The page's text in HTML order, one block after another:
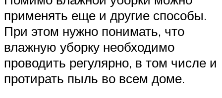
применять еще и другие способы.
При этом нужно понимать, что
влажную уборку необходимо
проводить регулярно, в том числе и
протирать пыль во всем доме.